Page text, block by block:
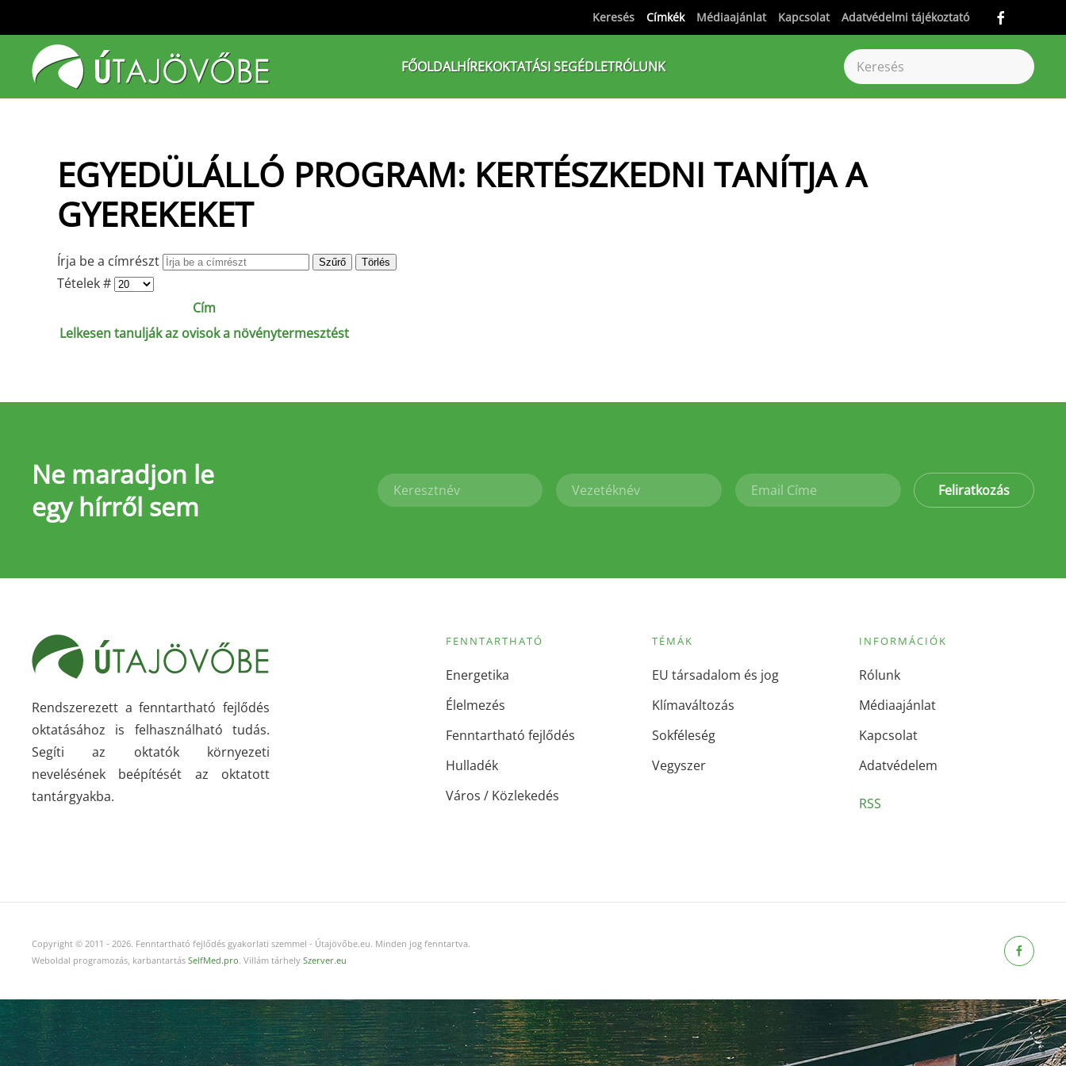
Fő tartalom átugrása
Keresés Címkék Médiaajánlat Kapcsolat Adatvédelmi tájékoztató
FŐOLDALHÍREKOKTATÁSI SEGÉDLETRÓLUNK
EGYEDÜLÁLLÓ PROGRAM: KERTÉSZKEDNI TANÍTJA A
GYEREKEKET
Írja be a címrészt Szűrő Törlés
Tételek #
Cím
Lelkesen tanulják az ovisok a növénytermesztést
Ne maradjon le
egy hírről sem
Feliratkozás
Rendszerezett a fenntartható fejlődés
oktatásához is felhasználható tudás.
Segíti az oktatók környezeti
nevelésének beépítését az oktatott
tantárgyakba.
FENNTARTHATÓ
Energetika
Élelmezés
Fenntartható fejlődés
Hulladék
Város / Közlekedés
TÉMÁK
EU társadalom és jog
Klímaváltozás
Sokféleség
Vegyszer
INFORMÁCIÓK
Rólunk
Médiaajánlat
Kapcsolat
Adatvédelem
RSS
Copyright © 2011 - 2026. Fenntartható fejlődés gyakorlati szemmel - Útajövőbe.eu. Minden jog fenntartva.
Weboldal programozás, karbantartás SelfMed.pro. Villám tárhely Szerver.eu